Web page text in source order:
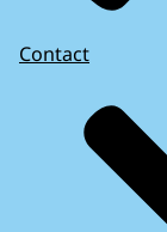
Contact